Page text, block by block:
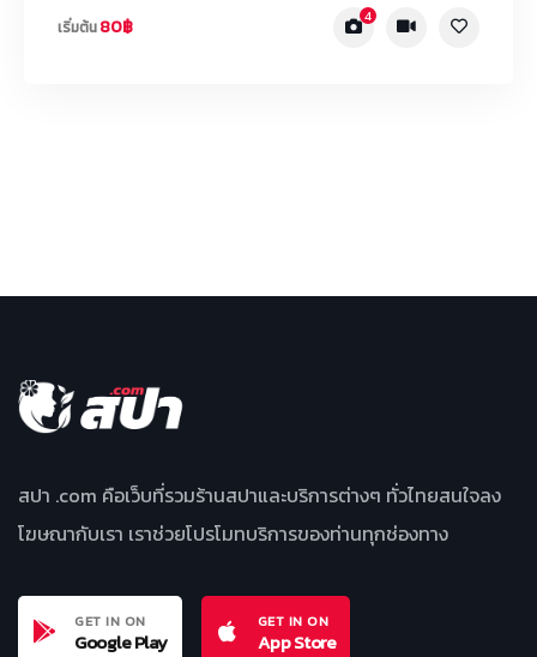
เริ่มต้น80฿ 4
สปา .com คือเว็บที่รวมร้านสปาและบริการต่างๆ ทั่วไทยสนใจลง
โฆษณากับเรา เราช่วยโปรโมทบริการของท่านทุกช่องทาง
GET IN ON
Google Play
GET IN ON
App Store